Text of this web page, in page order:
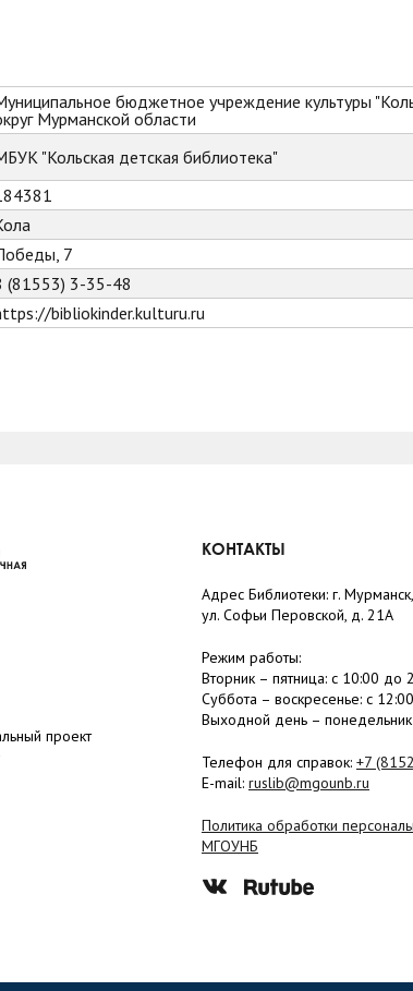
бюджетное учреждение культуры
Мурманской области
"Кольская детская библиотека"
7
(81553) 3-35-48
bibliokinder.kulturu.ru
проект
КОНТАКТЫ
Адрес Библиотеки: г. Мурманск,
ул. Софьи Перовской, д. 21А
Режим работы:
Вторник – пятница: с 10:00 до
Суббота – воскресенье: c
Выходной день – понедельник
Телефон для справок: +7
E-mail: ruslib@mgounb.ru
Политика обработки
МГОУНБ